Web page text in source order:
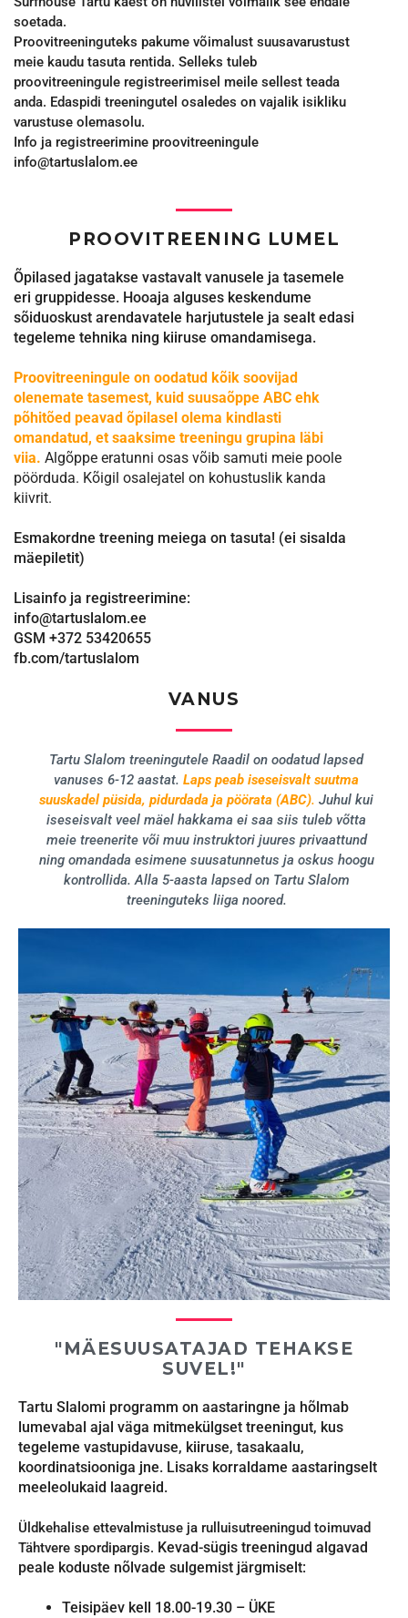
soetada.
Proovitreeninguteks pakume võimalust suusavarustust
meie kaudu tasuta rentida. Selleks tuleb
proovitreeningule registreerimisel meile sellest teada
anda. Edaspidi treeningutel osaledes on vajalik isikliku
varustuse olemasolu.
Info ja registreerimine proovitreeningule
info@tartuslalom.ee
PROOVITREENING LUMEL
Õpilased jagatakse vastavalt vanusele ja tasemele
eri gruppidesse. Hooaja alguses keskendume
sõiduoskust arendavatele harjutustele ja sealt edasi
tegeleme tehnika ning kiiruse omandamisega.
Proovitreeningule on oodatud kõik soovijad
olenemate tasemest, kuid suusaõppe ABC ehk
põhitõed peavad õpilasel olema kindlasti
omandatud, et saaksime treeningu grupina läbi
viia. Algõppe eratunni osas võib samuti meie poole
pöörduda. Kõigil osalejatel on kohustuslik kanda
kiivrit.
Esmakordne treening meiega on tasuta! (ei sisalda
mäepiletit)
Lisainfo ja registreerimine:
info@tartuslalom.ee
GSM +372 53420655
fb.com/tartuslalom
VANUS
Tartu Slalom treeningutele Raadil on oodatud lapsed
vanuses 6-12 aastat. Laps peab iseseisvalt suutma
suuskadel püsida, pidurdada ja pöörata (ABC). Juhul kui
iseseisvalt veel mäel hakkama ei saa siis tuleb võtta
meie treenerite või muu instruktori juures privaattund
ning omandada esimene suusatunnetus ja oskus hoogu
kontrollida. Alla 5-aasta lapsed on Tartu Slalom
treeninguteks liiga noored.
"MÄESUUSATAJAD TEHAKSE
SUVEL!"
Tartu Slalomi programm on aastaringne ja hõlmab
lumevabal ajal väga mitmekülgset treeningut, kus
tegeleme vastupidavuse, kiiruse, tasakaalu,
koordinatsiooniga jne. Lisaks korraldame aastaringselt
meeleolukaid laagreid.
Üldkehalise ettevalmistuse ja rulluisutreeningud toimuvad
Tähtvere spordipargis. Kevad-sügis treeningud algavad
peale koduste nõlvade sulgemist järgmiselt:
Teisipäev kell 18.00-19.30 – ÜKE